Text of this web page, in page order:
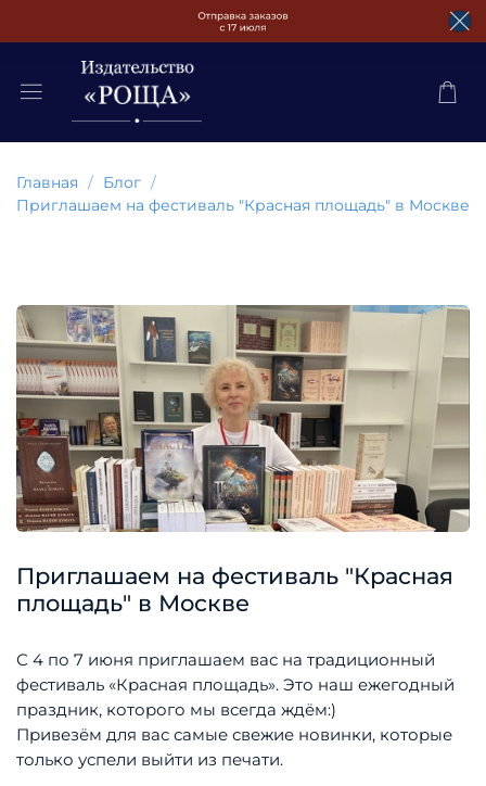
Главная
Блог
Приглашаем на фестиваль "Красная площадь" в Москве
Приглашаем на фестиваль "Красная
площадь" в Москве
С 4 по 7 июня приглашаем вас на традиционный
фестиваль «Красная площадь». Это наш ежегодный
праздник, которого мы всегда ждём:)
Привезём для вас самые свежие новинки, которые
только успели выйти из печати.